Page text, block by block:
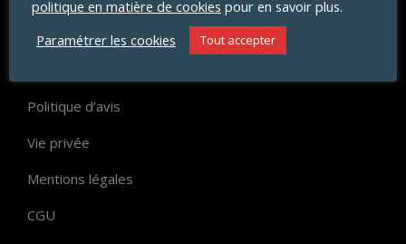
Paiement
Politique d’avis
Vie privée
Mentions légales
CGU
politique en matière de cookies pour en savoir plus.
Paramétrer les cookies
Tout accepter